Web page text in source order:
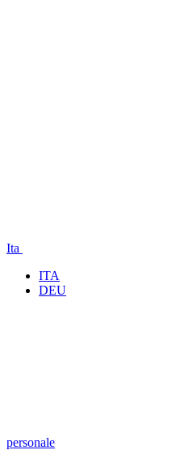
Ita
ITA
DEU
personale